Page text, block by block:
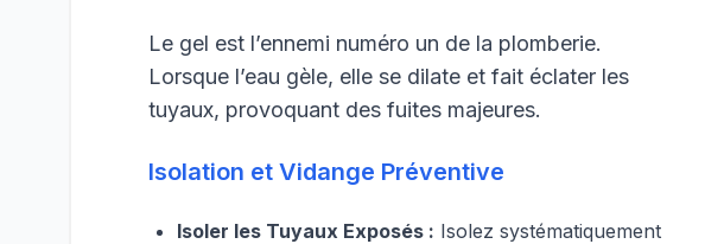
Le gel est l’ennemi numéro un de la plomberie.
Lorsque l’eau gèle, elle se dilate et fait éclater les
tuyaux, provoquant des fuites majeures.
Isolation et Vidange Préventive
Isoler les Tuyaux Exposés : Isolez systématiquement